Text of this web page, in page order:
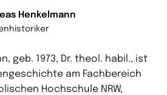
Henkelmann
geb. 1973, Dr. theol. habil., ist
am Fachbereich
Hochschule NRW,